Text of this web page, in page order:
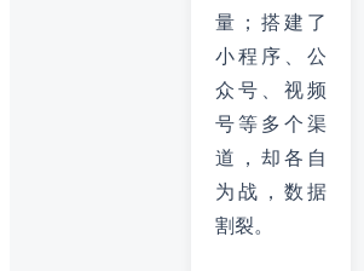
量；搭建了
小程序、公
众号、视频
号等多个渠
道，却各自
为战，数据
割裂。